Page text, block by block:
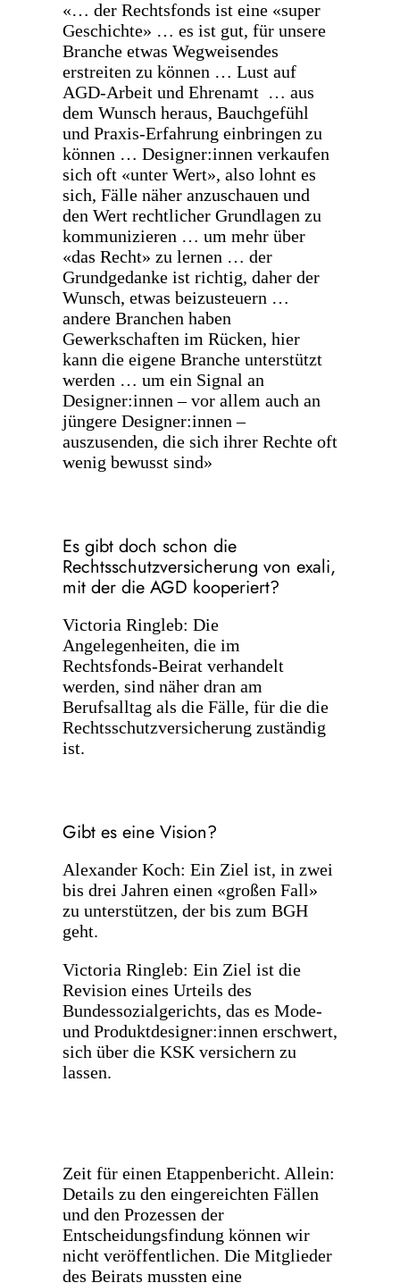
«… der Rechtsfonds ist eine «super
Geschichte» … es ist gut, für unsere
Branche etwas Wegweisendes
erstreiten zu können … Lust auf
AGD-Arbeit und Ehrenamt … aus
dem Wunsch heraus, Bauchgefühl
und Praxis-Erfahrung einbringen zu
können … Designer:innen verkaufen
sich oft «unter Wert», also lohnt es
sich, Fälle näher anzuschauen und
den Wert rechtlicher Grundlagen zu
kommunizieren … um mehr über
«das Recht» zu lernen … der
Grundgedanke ist richtig, daher der
Wunsch, etwas beizusteuern …
andere Branchen haben
Gewerkschaften im Rücken, hier
kann die eigene Branche unterstützt
werden … um ein Signal an
Designer:innen – vor allem auch an
jüngere Designer:innen –
auszusenden, die sich ihrer Rechte oft
wenig bewusst sind»
Es gibt doch schon die
Rechtsschutzversicherung von exali,
mit der die AGD kooperiert?
Victoria Ringleb: Die
Angelegenheiten, die im
Rechtsfonds-Beirat verhandelt
werden, sind näher dran am
Berufsalltag als die Fälle, für die die
Rechtsschutzversicherung zuständig
ist.
Gibt es eine Vision?
Alexander Koch: Ein Ziel ist, in zwei
bis drei Jahren einen «großen Fall»
zu unterstützen, der bis zum BGH
geht.
Victoria Ringleb: Ein Ziel ist die
Revision eines Urteils des
Bundessozialgerichts, das es Mode-
und Produktdesigner:innen erschwert,
sich über die KSK versichern zu
lassen.
Zeit für einen Etappenbericht. Allein:
Details zu den eingereichten Fällen
und den Prozessen der
Entscheidungsfindung können wir
nicht veröffentlichen. Die Mitglieder
des Beirats mussten eine